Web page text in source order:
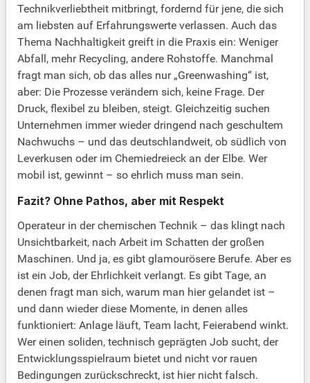
Technikverliebtheit mitbringt, fordernd für jene, die sich
am liebsten auf Erfahrungswerte verlassen. Auch das
Thema Nachhaltigkeit greift in die Praxis ein: Weniger
Abfall, mehr Recycling, andere Rohstoffe. Manchmal
fragt man sich, ob das alles nur „Greenwashing“ ist,
aber: Die Prozesse verändern sich, keine Frage. Der
Druck, flexibel zu bleiben, steigt. Gleichzeitig suchen
Unternehmen immer wieder dringend nach geschultem
Nachwuchs – und das deutschlandweit, ob südlich von
Leverkusen oder im Chemiedreieck an der Elbe. Wer
mobil ist, gewinnt – so ehrlich muss man sein.
Fazit? Ohne Pathos, aber mit Respekt
Operateur in der chemischen Technik – das klingt nach
Unsichtbarkeit, nach Arbeit im Schatten der großen
Maschinen. Und ja, es gibt glamourösere Berufe. Aber es
ist ein Job, der Ehrlichkeit verlangt. Es gibt Tage, an
denen fragt man sich, warum man hier gelandet ist –
und dann wieder diese Momente, in denen alles
funktioniert: Anlage läuft, Team lacht, Feierabend winkt.
Wer einen soliden, technisch geprägten Job sucht, der
Entwicklungsspielraum bietet und nicht vor rauen
Bedingungen zurückschreckt, ist hier nicht falsch.